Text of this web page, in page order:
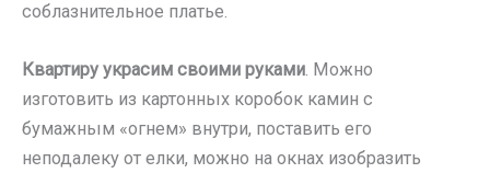
соблазнительное платье.
Квартиру украсим своими руками. Можно
изготовить из картонных коробок камин с
бумажным «огнем» внутри, поставить его
неподалеку от елки, можно на окнах изобразить